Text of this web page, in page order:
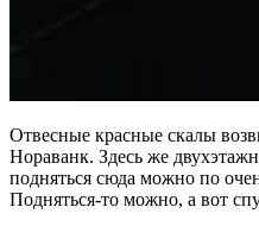
Отвесные красные скалы
Нораванк. Здесь же
подняться сюда можно по
Подняться-то можно, а вот